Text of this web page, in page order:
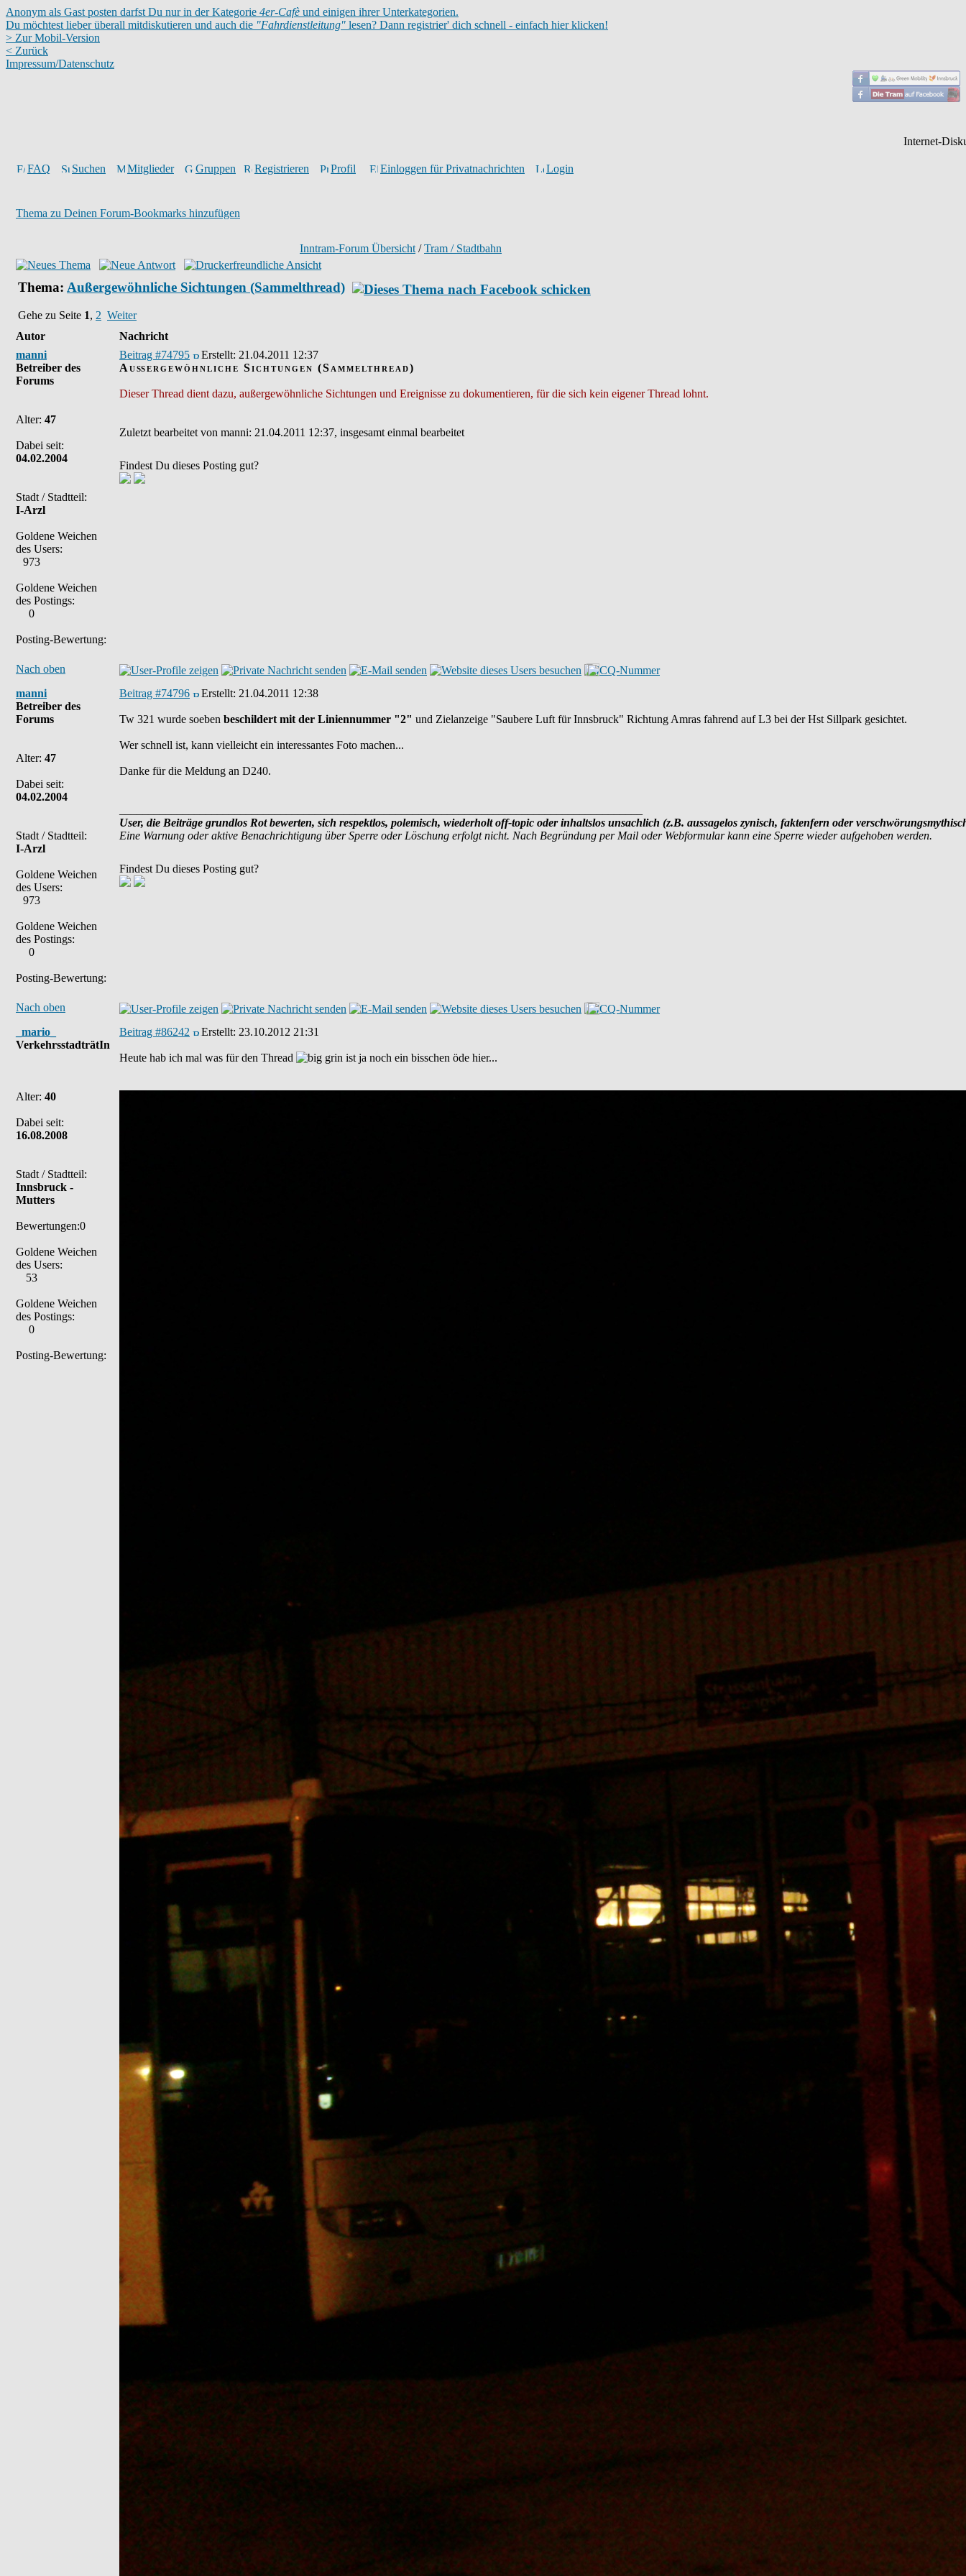
Anonym als Gast posten darfst Du nur in der Kategorie 4er-Cafè und einigen ihrer Unterkategorien.
Du möchtest lieber überall mitdiskutieren und auch die "Fahrdienstleitung" lesen? Dann registrier' dich schnell - einfach hier klicken!
> Zur Mobil-Version
< Zurück
Impressum/Datenschutz
Internet-
FAQ Suchen Mitglieder Gruppen Registrieren Profil Einloggen für Privatnachrichten Login
Thema zu Deinen Forum-Bookmarks hinzufügen
Inntram-Forum Übersicht /Tram / Stadtbahn
Thema: Außergewöhnliche Sichtungen (Sammelthread)
Gehe zu Seite 1, 2 Weiter
Autor
Nachricht
manni
Betreiber des
Forums
Alter: 47
Dabei seit:
04.02.2004
Stadt / Stadtteil:
I-Arzl
Goldene Weichen
des Users:
973
Goldene Weichen
des Postings:
0
Posting-Bewertung:
Beitrag #74795 Erstellt: 21.04.2011 12:37
Außergewöhnliche Sichtungen (Sammelthread)
Dieser Thread dient dazu, außergewöhnliche Sichtungen und Ereignisse zu dokumentieren, für die sich kein eigener Thread lohnt.
Zuletzt bearbeitet von manni: 21.04.2011 12:37, insgesamt einmal bearbeitet
Findest Du dieses Posting gut?
Nach oben
manni
Betreiber des
Forums
Alter: 47
Dabei seit:
04.02.2004
Stadt / Stadtteil:
I-Arzl
Goldene Weichen
des Users:
973
Goldene Weichen
des Postings:
0
Posting-Bewertung:
Beitrag #74796 Erstellt: 21.04.2011 12:38
Tw 321 wurde soeben beschildert mit der Liniennummer "2" und Zielanzeige "Saubere Luft für Innsbruck" Richtung Amras fahrend auf L3 bei der Hst Sillpark gesichtet.
Wer schnell ist, kann vielleicht ein interessantes Foto machen...
Danke für die Meldung an D240.
User, die Beiträge grundlos Rot bewerten, sich respektlos, polemisch, wiederholt off-topic oder inhaltslos unsachlich (z.B. aussagelos zynisch, faktenfern oder
Eine Warnung oder aktive Benachrichtigung über Sperre oder Löschung erfolgt nicht. Nach Begründung per Mail oder Webformular kann eine Sperre wieder aufgehoben werden.
Findest Du dieses Posting gut?
Nach oben
_mario_
VerkehrsstadträtIn
Alter: 40
Dabei seit:
16.08.2008
Stadt / Stadtteil:
Innsbruck -
Mutters
Bewertungen:0
Goldene Weichen
des Users:
53
Goldene Weichen
des Postings:
0
Posting-Bewertung:
Beitrag #86242 Erstellt: 23.10.2012 21:31
Heute hab ich mal was für den Thread ist ja noch ein bisschen öde hier...